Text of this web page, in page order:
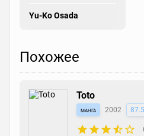
Yu-Ko Osada
Похожее
Toto
манга 2002